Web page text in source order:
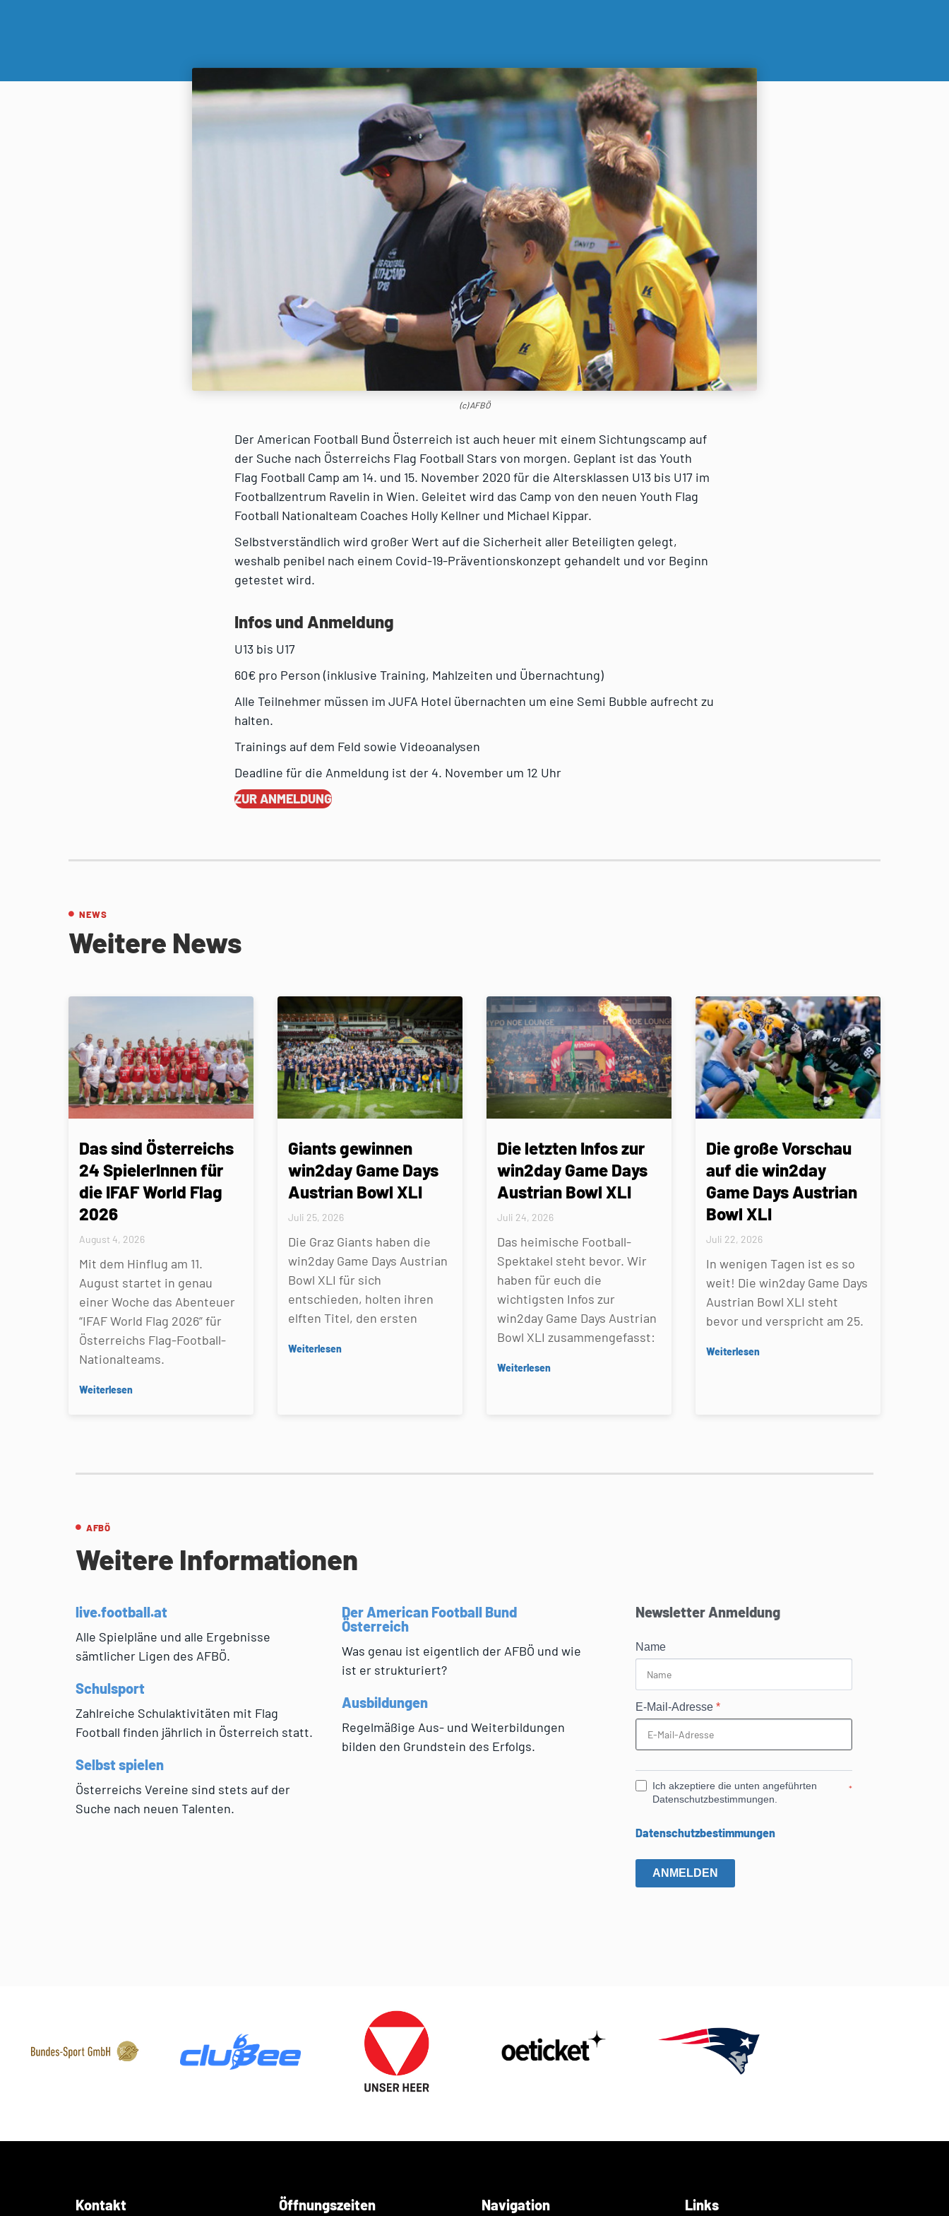
(c) AFBÖ
Der American Football Bund Österreich ist auch heuer mit einem Sichtungscamp auf
der Suche nach Österreichs Flag Football Stars von morgen. Geplant ist das Youth
Flag Football Camp am 14. und 15. November 2020 für die Altersklassen U13 bis U17 im
Footballzentrum Ravelin in Wien. Geleitet wird das Camp von den neuen Youth Flag
Football Nationalteam Coaches Holly Kellner und Michael Kippar.
Selbstverständlich wird großer Wert auf die Sicherheit aller Beteiligten gelegt,
weshalb penibel nach einem Covid-19-Präventionskonzept gehandelt und vor Beginn
getestet wird.
Infos und Anmeldung
U13 bis U17
60€ pro Person (inklusive Training, Mahlzeiten und Übernachtung)
Alle Teilnehmer müssen im JUFA Hotel übernachten um eine Semi Bubble aufrecht zu
halten.
Trainings auf dem Feld sowie Videoanalysen
Deadline für die Anmeldung ist der 4. November um 12 Uhr
ZUR ANMELDUNG
NEWS
Weitere News
Das sind Österreichs
24 SpielerInnen für
die IFAF World Flag
2026
August 4, 2026
Mit dem Hinflug am 11.
August startet in genau
einer Woche das Abenteuer
“IFAF World Flag 2026” für
Österreichs Flag-Football-
Nationalteams.
Weiterlesen
Giants gewinnen
win2day Game Days
Austrian Bowl XLI
Juli 25, 2026
Die Graz Giants haben die
win2day Game Days Austrian
Bowl XLI für sich
entschieden, holten ihren
elften Titel, den ersten
Weiterlesen
Die letzten Infos zur
win2day Game Days
Austrian Bowl XLI
Juli 24, 2026
Das heimische Football-
Spektakel steht bevor. Wir
haben für euch die
wichtigsten Infos zur
win2day Game Days Austrian
Bowl XLI zusammengefasst:
Weiterlesen
Die große Vorschau
auf die win2day
Game Days Austrian
Bowl XLI
Juli 22, 2026
In wenigen Tagen ist es so
weit! Die win2day Game Days
Austrian Bowl XLI steht
bevor und verspricht am 25.
Weiterlesen
AFBÖ
Weitere Informationen
live.football.at
Alle Spielpläne und alle Ergebnisse
sämtlicher Ligen des AFBÖ.
Schulsport
Zahlreiche Schulaktivitäten mit Flag
Football finden jährlich in Österreich statt.
Selbst spielen
Österreichs Vereine sind stets auf der
Suche nach neuen Talenten.
Der American Football Bund
Österreich
Was genau ist eigentlich der AFBÖ und wie
ist er strukturiert?
Ausbildungen
Regelmäßige Aus- und Weiterbildungen
bilden den Grundstein des Erfolgs.
Newsletter Anmeldung
Name
E-Mail-Adresse*
Ich akzeptiere die unten angeführten
Datenschutzbestimmungen.
*
Datenschutzbestimmungen
ANMELDEN
Kontakt Öffnungszeiten Navigation Links